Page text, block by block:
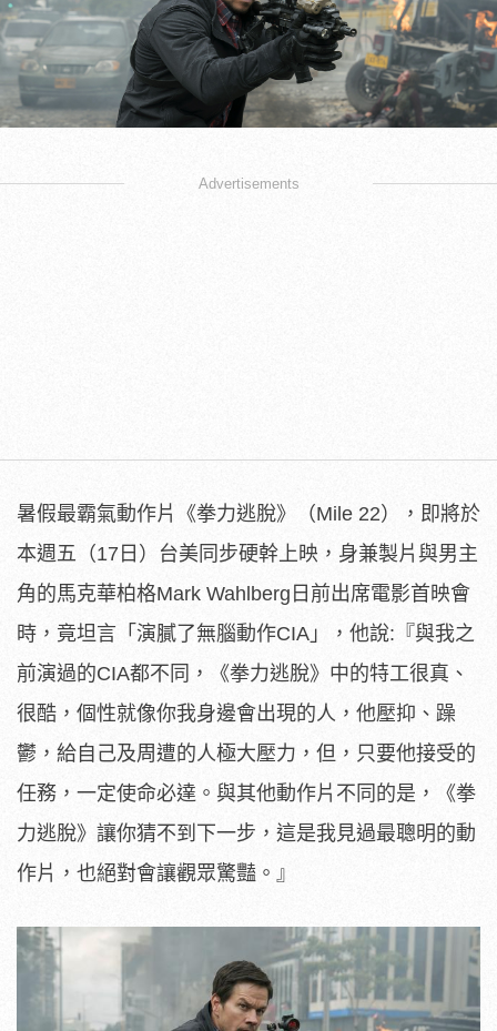
Advertisements
暑假最霸氣動作片《拳力逃脫》（Mile 22），即將於
本週五（17日）台美同步硬幹上映，身兼製片與男主
角的馬克華柏格Mark Wahlberg日前出席電影首映會
時，竟坦言「演膩了無腦動作CIA」，他說:『與我之
前演過的CIA都不同，《拳力逃脫》中的特工很真、
很酷，個性就像你我身邊會出現的人，他壓抑、躁
鬱，給自己及周遭的人極大壓力，但，只要他接受的
任務，一定使命必達。與其他動作片不同的是，《拳
力逃脫》讓你猜不到下一步，這是我見過最聰明的動
作片，也絕對會讓觀眾驚豔。』